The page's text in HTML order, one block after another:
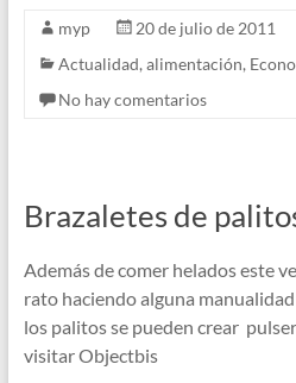
myp
20 de julio de 2011
Actualidad, alimentación,
No hay comentarios
Brazaletes de
Además de comer helados este
rato haciendo alguna
los palitos se pueden crear
visitar Objectbis